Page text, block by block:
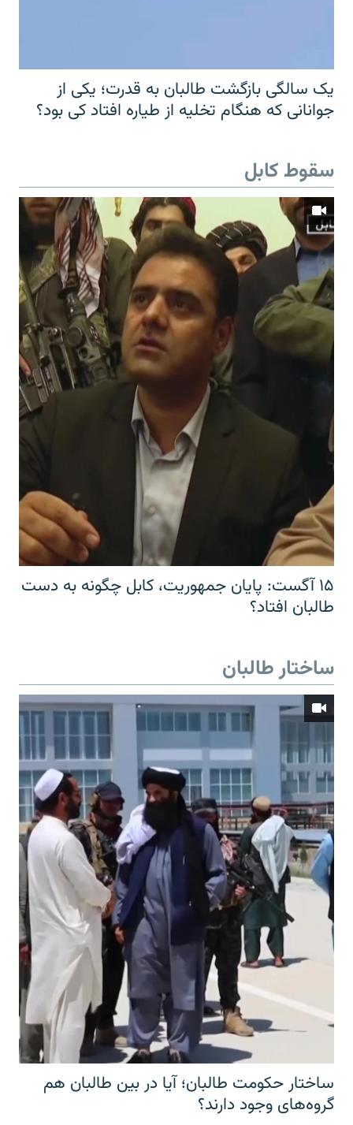
یک سالگی بازگشت طالبان به قدرت؛ یکی از
جوانانی که هنگام تخلیه از طیاره افتاد کی بود؟
سقوط کابل
۱۵ آگست: پایان جمهوریت، کابل چگونه به دست
طالبان افتاد؟
ساختار طالبان
ساختار حکومت طالبان؛ آیا در بین طالبان هم
گروه‌های وجود دارند؟